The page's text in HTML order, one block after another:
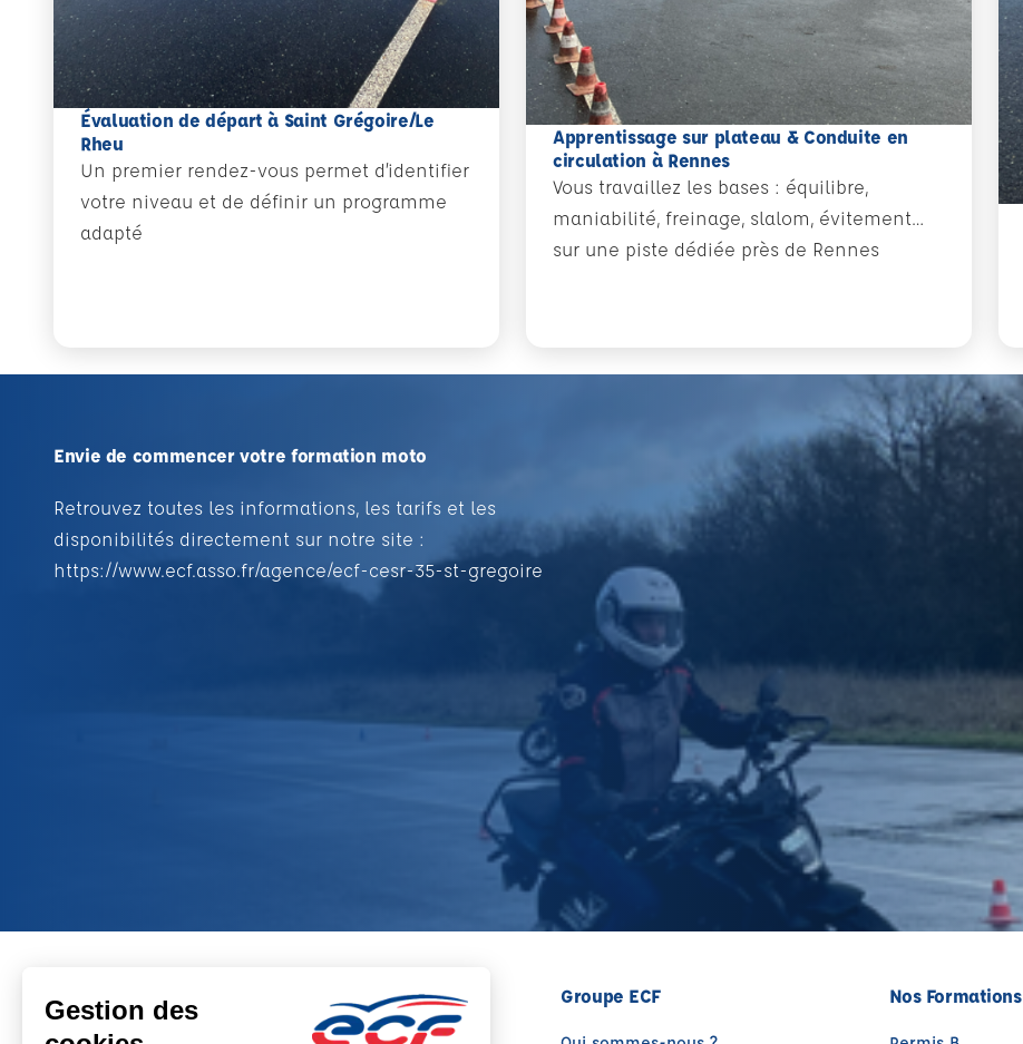
Évaluation de départ à Saint Grégoire/Le
Rheu
Un premier rendez-vous permet d’identifier
votre niveau et de définir un programme
adapté
Apprentissage sur plateau & Conduite en
circulation à Rennes
Vous travaillez les bases : équilibre,
maniabilité, freinage, slalom, évitement…
sur une piste dédiée près de Rennes
Envie de commencer votre formation moto
Retrouvez toutes les informations, les tarifs et les
disponibilités directement sur notre site :
https://www.ecf.asso.fr/agence/ecf-cesr-35-st-gregoire
Groupe ECF Nos Formations